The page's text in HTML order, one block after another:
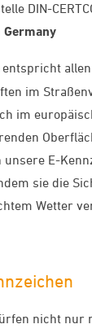
DIN-
Germany
entspricht
im
im
E-
sie die
Wetter
nicht nur